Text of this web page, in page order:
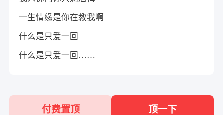
一生情缘是你在教我啊
什么是只爱一回
什么是只爱一回……
付费置顶 顶一下